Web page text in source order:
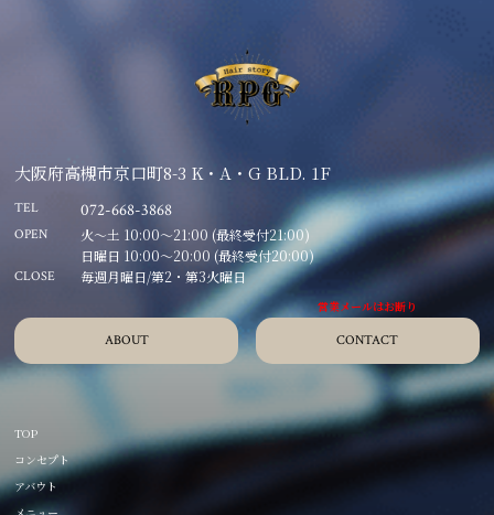
大阪府高槻市京口町8-3 K・A・G BLD. 1F
TEL 072-668-3868
OPEN
火～土 10:00～21:00 (最終受付21:00)
日曜日 10:00～20:00 (最終受付20:00)
CLOSE 毎週月曜日/第2・第3火曜日
ABOUT CONTACT
TOP
コンセプト
アバウト